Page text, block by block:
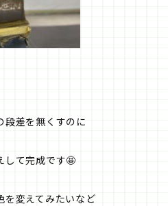
段差を無くすのに
して完成です🤩
を変えてみたいなど